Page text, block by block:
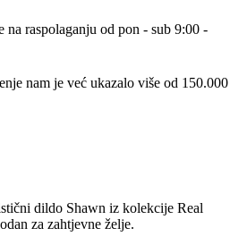
na raspolaganju od pon - sub 9:00 -
nam je već ukazalo više od 150.000
dildo Shawn iz kolekcije Real
za zahtjevne želje.